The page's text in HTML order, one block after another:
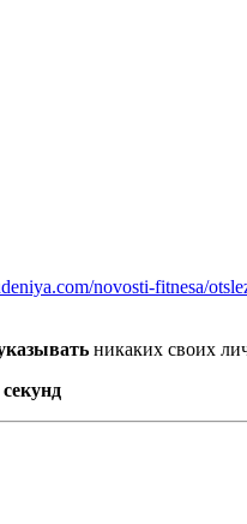
novosti-fitnesa/
никаких своих
секунд